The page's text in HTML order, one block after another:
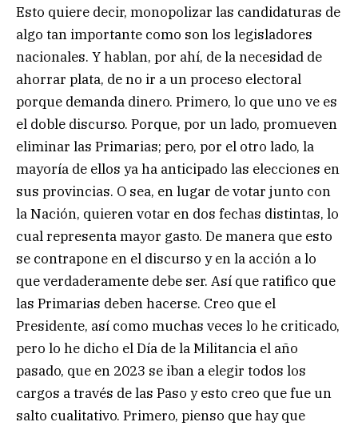
Esto quiere decir, monopolizar las candidaturas de
algo tan importante como son los legisladores
nacionales. Y hablan, por ahí, de la necesidad de
ahorrar plata, de no ir a un proceso electoral
porque demanda dinero. Primero, lo que uno ve es
el doble discurso. Porque, por un lado, promueven
eliminar las Primarias; pero, por el otro lado, la
mayoría de ellos ya ha anticipado las elecciones en
sus provincias. O sea, en lugar de votar junto con
la Nación, quieren votar en dos fechas distintas, lo
cual representa mayor gasto. De manera que esto
se contrapone en el discurso y en la acción a lo
que verdaderamente debe ser. Así que ratifico que
las Primarias deben hacerse. Creo que el
Presidente, así como muchas veces lo he criticado,
pero lo he dicho el Día de la Militancia el año
pasado, que en 2023 se iban a elegir todos los
cargos a través de las Paso y esto creo que fue un
salto cualitativo. Primero, pienso que hay que